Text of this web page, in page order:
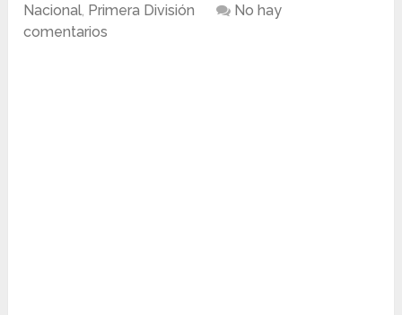
Nacional, Primera División
No hay
comentarios